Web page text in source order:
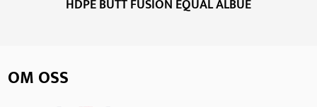
HDPE BUTT FUSION EQUAL ALBUE
OM OSS